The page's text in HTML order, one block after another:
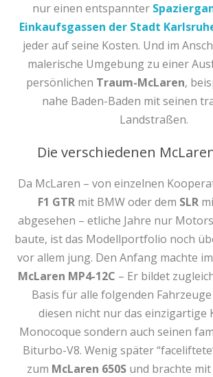
nur einen entspannter
Einkaufsgassen der Stadt
jeder auf seine Kosten. Und im
malerische Umgebung zu einer
persönlichen Traum-McLaren,
nahe Baden-Baden mit seinen
Landstraßen.
Die verschiedenen
Da McLaren – von einzelnen
F1 GTRmit BMW oder dem SLR
abgesehen – etliche Jahre nur
baute, ist das Modellportfolio noch
vor allem jung. Den Anfang machte
McLaren MP4-12C – Er bildet
Basis für alle folgenden
diesen nicht nur das einzigartige
Monocoque sondern auch seinen
Biturbo-V8. Wenig später
zum McLaren 650Sund brachte mit